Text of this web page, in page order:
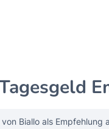
Biallo als Empfehlung